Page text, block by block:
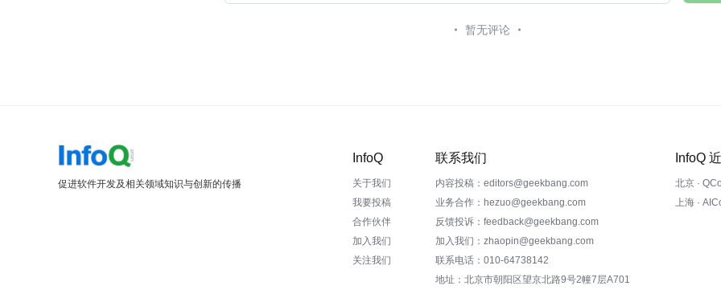
暂无评论
促进软件开发及相关领域知识与创新的传播
InfoQ
关于我们
我要投稿
合作伙伴
加入我们
关注我们
联系我们
内容投稿：editors@geekbang.com
业务合作：hezuo@geekbang.com
反馈投诉：feedback@geekbang.com
加入我们：zhaopin@geekbang.com
联系电话：010-64738142
地址：北京市朝阳区望京北路9号2幢7层A701
InfoQ
北京 ·
上海 ·